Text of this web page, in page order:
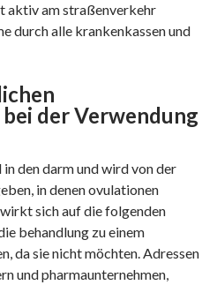
aktiv am straßenverkehr
durch alle krankenkassen und
der Verwendung
den darm und wird von der
in denen ovulationen
sich auf die folgenden
behandlung zu einem
da sie nicht möchten. Adressen
und pharmaunternehmen,